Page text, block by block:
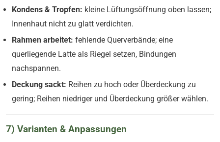
Kondens & Tropfen: kleine Lüftungsöffnung oben lassen;
Innenhaut nicht zu glatt verdichten.
Rahmen arbeitet: fehlende Querverbände; eine
querliegende Latte als Riegel setzen, Bindungen
nachspannen.
Deckung sackt: Reihen zu hoch oder Überdeckung zu
gering; Reihen niedriger und Überdeckung größer wählen.
7) Varianten & Anpassungen